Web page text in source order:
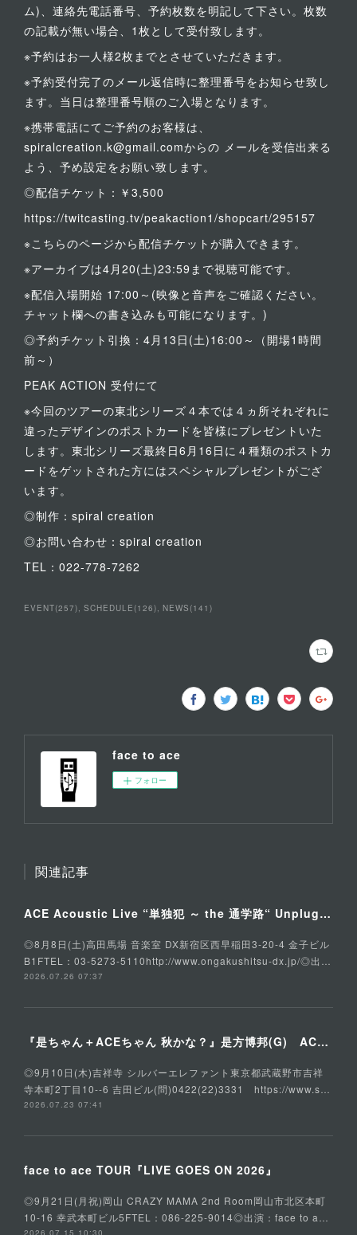
ム)、連絡先電話番号、予約枚数を明記して下さい。枚数
の記載が無い場合、1枚として受付致します。
※予約はお一人様2枚までとさせていただきます。
※予約受付完了のメール返信時に整理番号をお知らせ致し
ます。当日は整理番号順のご入場となります。
※携帯電話にてご予約のお客様は、
spiralcreation.k@gmail.comからの メールを受信出来る
よう、予め設定をお願い致します。
◎配信チケット：￥3,500
https://twitcasting.tv/peakaction1/shopcart/295157
※こちらのページから配信チケットが購入できます。
※アーカイブは4月20(土)23:59まで視聴可能です。
※配信入場開始 17:00～(映像と音声をご確認ください。
チャット欄への書き込みも可能になります。)
◎予約チケット引換：4月13日(土)16:00～（開場1時間
前～）
PEAK ACTION 受付にて
※今回のツアーの東北シリーズ４本では４ヵ所それぞれに
違ったデザインのポストカードを皆様にプレゼントいた
します。東北シリーズ最終日6月16日に４種類のポストカ
ードをゲットされた方にはスペシャルプレゼントがござ
います。
◎制作：spiral creation
◎お問い合わせ：spiral creation
TEL：022-778-7262
EVENT(257) SCHEDULE (126) NEWS (141 )
face to ace
フォロー
関連記事
ACE Acoustic Live “単独犯 ～ the 通学路“ Unplugged Special
◎8月8日(土)高田馬場 音楽室 DX新宿区西早稲田3-20-4 金子ビル
B1FTEL：03-5273-5110http://www.ongakushitsu-dx.jp/◎出…
2026.07.26 07:37
『是ちゃん＋ACEちゃん 秋かな？』是方博邦(G) ACE(Vo,G) 石川俊介(B) そうる透(Ds)
◎9月10日(木)吉祥寺 シルバーエレファント東京都武蔵野市吉祥
寺本町2丁目10--6 吉田ビル(問)0422(22)3331 https://www.s…
2026.07.23 07:41
face to ace TOUR『LIVE GOES ON 2026』
◎9月21日(月祝)岡山 CRAZY MAMA 2nd Room岡山市北区本町
10-16 幸武本町ビル5FTEL：086-225-9014◎出演：face to a…
2026.07.15 10:30